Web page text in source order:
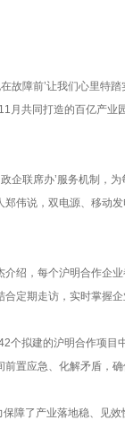
障前’让我们心里特
月共同打造的百亿产
联席办’服务机制，
伟说，双电源、移动
，每个沪明合作企业
定期走访，实时掌握企
拟建的沪明合作项目
置应急、化解矛盾，确
障了产业落地稳、见